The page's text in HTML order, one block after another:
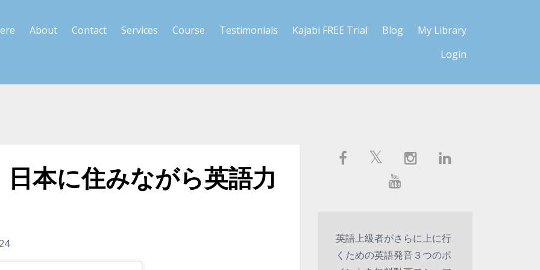
About Contact Services Course Testimonials Kajabi FREE Trial Blog
My Library
Login
本に住みながら英語力
英語上級者がさらに上に行
くための英語発音３つのポ